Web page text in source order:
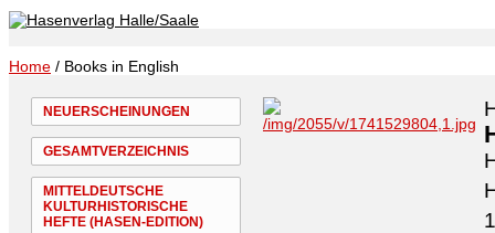
Home / Books in English
NEUERSCHEINUNGEN
GESAMTVERZEICHNIS
MITTELDEUTSCHE
KULTURHISTORISCHE
HEFTE (HASEN-EDITION)